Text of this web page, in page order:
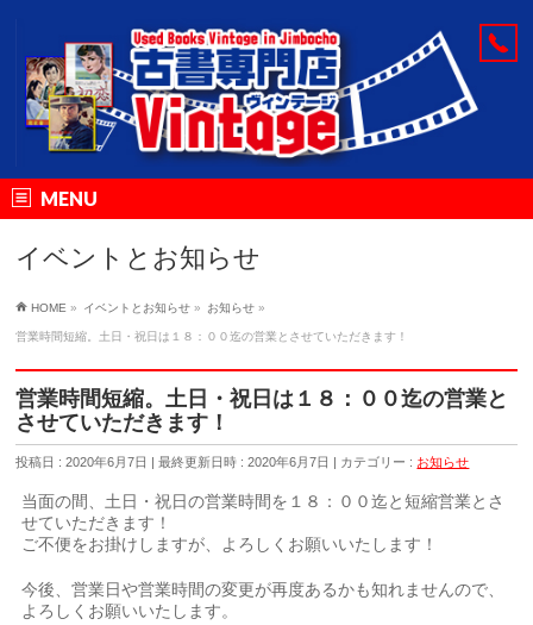
MENU
イベントとお知らせ
HOME » イベントとお知らせ » お知らせ »
営業時間短縮。土日・祝日は１８：００迄の営業とさせていただきます！
営業時間短縮。土日・祝日は１８：００迄の営業と
させていただきます！
投稿日 : 2020年6月7日 最終更新日時 : 2020年6月7日 カテゴリー : お知らせ
当面の間、土日・祝日の営業時間を１８：００迄と短縮営業とさ
せていただきます！
ご不便をお掛けしますが、よろしくお願いいたします！
今後、営業日や営業時間の変更が再度あるかも知れませんので、
よろしくお願いいたします。